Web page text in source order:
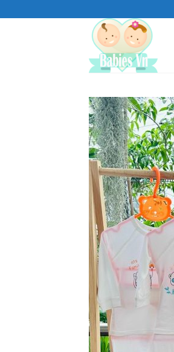
qua